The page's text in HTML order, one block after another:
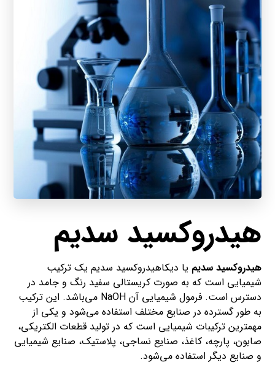
هیدروکسید سدیم
هیدروکسید سدیم یا دیکاهیدروکسید سدیم یک ترکیب
شیمیایی است که به صورت کریستالی سفید رنگ و جامد در
دسترس است. فرمول شیمیایی آن NaOH می‌باشد. این ترکیب
به طور گسترده در صنایع مختلف استفاده می‌شود و یکی از
مهمترین ترکیبات شیمیایی است که در تولید قطعات الکتریکی،
صابون، پارچه، کاغذ، صنایع نساجی، پلاستیک، صنایع شیمیایی
و صنایع دیگر استفاده می‌شود.